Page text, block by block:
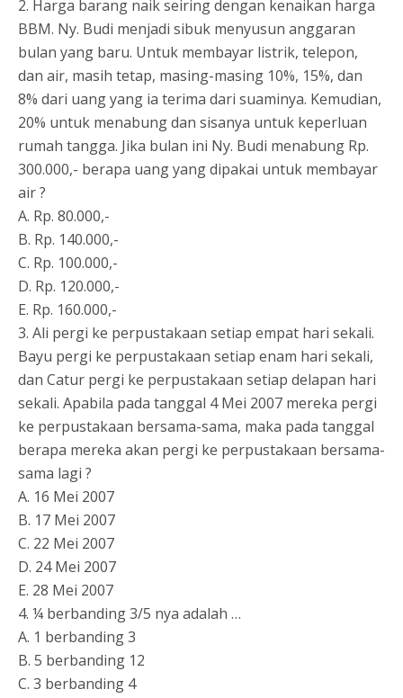
2. Harga barang naik seiring dengan kenaikan harga
BBM. Ny. Budi menjadi sibuk menyusun anggaran
bulan yang baru. Untuk membayar listrik, telepon,
dan air, masih tetap, masing-masing 10%, 15%, dan
8% dari uang yang ia terima dari suaminya. Kemudian,
20% untuk menabung dan sisanya untuk keperluan
rumah tangga. Jika bulan ini Ny. Budi menabung Rp.
300.000,- berapa uang yang dipakai untuk membayar
air ?
A. Rp. 80.000,-
B. Rp. 140.000,-
C. Rp. 100.000,-
D. Rp. 120.000,-
E. Rp. 160.000,-
3. Ali pergi ke perpustakaan setiap empat hari sekali.
Bayu pergi ke perpustakaan setiap enam hari sekali,
dan Catur pergi ke perpustakaan setiap delapan hari
sekali. Apabila pada tanggal 4 Mei 2007 mereka pergi
ke perpustakaan bersama-sama, maka pada tanggal
berapa mereka akan pergi ke perpustakaan bersama-
sama lagi ?
A. 16 Mei 2007
B. 17 Mei 2007
C. 22 Mei 2007
D. 24 Mei 2007
E. 28 Mei 2007
4. ¼ berbanding 3/5 nya adalah …
A. 1 berbanding 3
B. 5 berbanding 12
C. 3 berbanding 4